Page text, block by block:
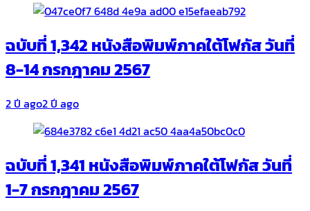
ฉบับที่ 1,342 หนังสือพิมพ์ภาคใต้โฟกัส วันที่
8-14 กรกฎาคม 2567
2 ปี ago2 ปี ago
ฉบับที่ 1,341 หนังสือพิมพ์ภาคใต้โฟกัส วันที่
1-7 กรกฎาคม 2567